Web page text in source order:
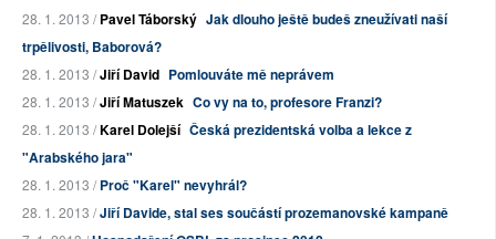
28. 1. 2013 /Pavel Táborský Jak dlouho ještě budeš zneužívati naší
trpělivosti, Baborová?
28. 1. 2013 /Jiří David Pomlouváte mě neprávem
28. 1. 2013 /Jiří Matuszek Co vy na to, profesore Franzi?
28. 1. 2013 /Karel Dolejší Česká prezidentská volba a lekce z
"Arabského jara"
28. 1. 2013 /Proč "Karel" nevyhrál?
28. 1. 2013 /Jiří Davide, stal ses součástí prozemanovské kampaně